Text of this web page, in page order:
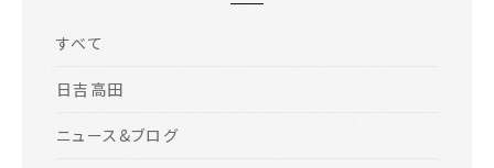
すべて
日吉高田
ニュース&ブログ